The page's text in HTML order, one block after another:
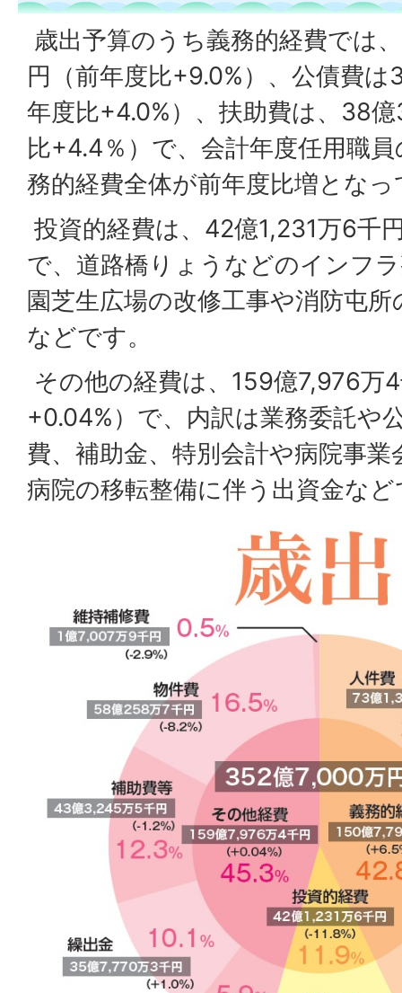
歳出予算のうち義務的経費では
円（前年度比+9.0%）、公債費
年度比+4.0%）、扶助費は、38
比+4.4％）で、会計年度任用職
務的経費全体が前年度比増とな
投資的経費は、42億1,231万6千
で、道路橋りょうなどのインフ
園芝生広場の改修工事や消防屯
などです。
その他の経費は、159億7,976万
+0.04%）で、内訳は業務委託や
費、補助金、特別会計や病院事
病院の移転整備に伴う出資金な